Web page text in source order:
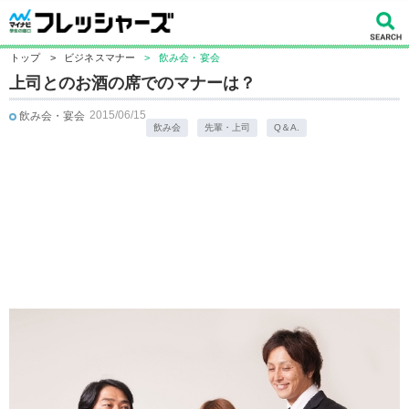
トップ > ビジネスマナー > 飲み会・宴会
上司とのお酒の席でのマナーは？
飲み会・宴会 2015/06/15
飲み会 先輩・上司 Q＆A.